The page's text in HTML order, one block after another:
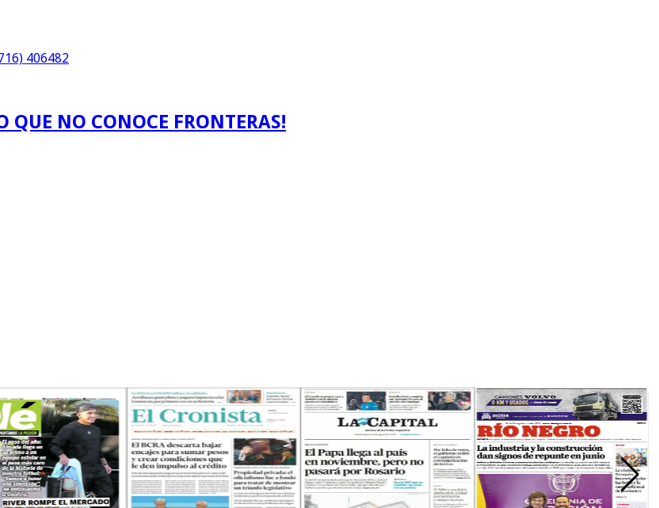
406482
QUE NO CONOCE FRONTERAS!